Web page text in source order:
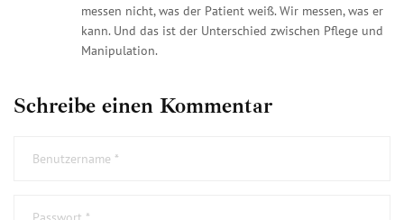
messen nicht, was der Patient weiß. Wir messen, was er
kann. Und das ist der Unterschied zwischen Pflege und
Manipulation.
Schreibe einen Kommentar